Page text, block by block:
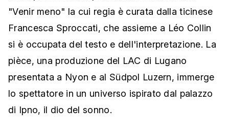
"Venir meno" la cui regia è curata dalla ticinese
Francesca Sproccati, che assieme a Léo Collin
si è occupata del testo e dell'interpretazione. La
pièce, una produzione del LAC di Lugano
presentata a Nyon e al Südpol Luzern, immerge
lo spettatore in un universo ispirato dal palazzo
di Ipno, il dio del sonno.